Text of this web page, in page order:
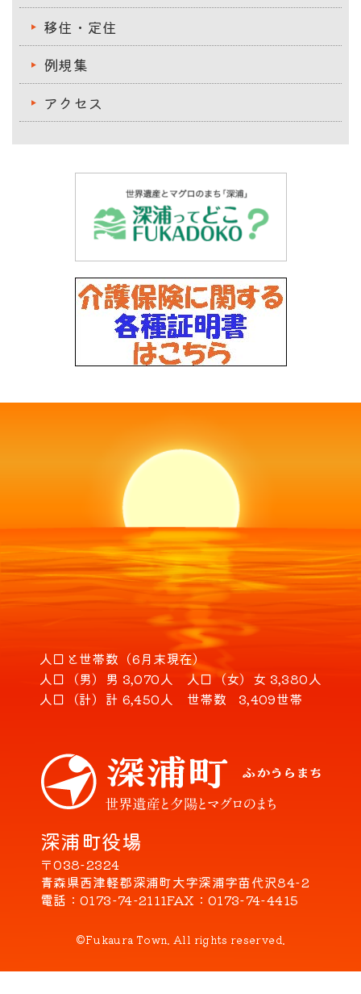
移住・定住
例規集
アクセス
深浦町役場
〒038-2324
青森県西津軽郡深浦町大字深浦字苗代沢84-2
電話
0173-74-2111FAX 0173-74-4415
人口と世帯数（6月末現在）
人口（男） 男 3,070人 人口（女） 女 3,380人
人口（計） 計 6,450人 世帯数 3,409世帯
©Fukaura Town. All rights reserved.